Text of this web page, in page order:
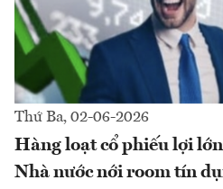
Thứ Ba, 02-06-2026
Hàng loạt cổ phiếu lợi
Nhà nước nới room tín